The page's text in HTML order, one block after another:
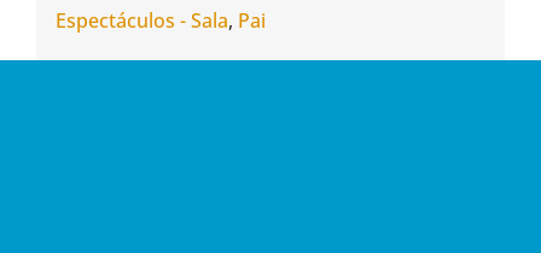
Espectáculos - Sala, Pai